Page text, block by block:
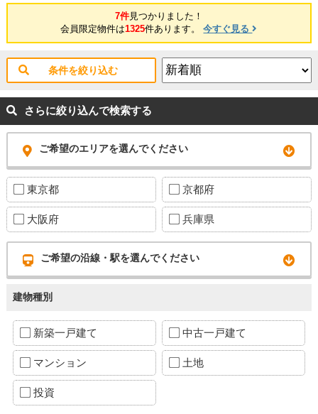
口ガスロ、食洗器付） ■洗面化粧台、洗濯水栓、洗濯パン ■ウォークイン
クローゼット ■フローリング、建具、玄関収納、建具、壁、天井クロ
ス、フロアタイル ■エアコン1基、スイッチ、コンセント、照明器具、床
暖房 ハウスクリーニング 等
7件見つかりました！
会員限定物件は1325件あります。今すぐ見る
条件を絞り込む
さらに絞り込んで検索する
ご希望のエリアを選んでください
東京都 京都府
大阪府 兵庫県
ご希望の沿線・駅を選んでください
建物種別
新築一戸建て 中古一戸建て
マンション 土地
投資